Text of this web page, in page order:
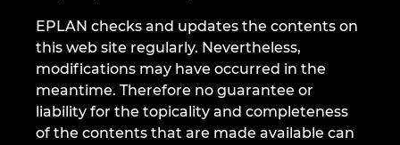
EPLAN checks and updates the contents on
this web site regularly. Nevertheless,
modifications may have occurred in the
meantime. Therefore no guarantee or
liability for the topicality and completeness
of the contents that are made available can
Ηνωμένα Αραβικά Εμιράτα
Ηνωμένο Βασίλειο
ΗΠΑ